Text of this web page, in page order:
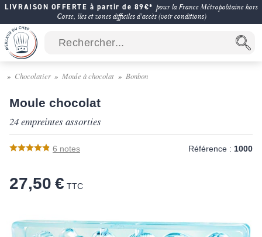
LIVRAISON OFFERTE à partir de 89€* pour la France Métropolitaine hors
Corse, îles et zones difficiles d'accès (voir conditions)
Chocolatier Moule à chocolat Bonbon
Moule chocolat
24 empreintes assorties
6 notes Référence : 1000
27,50 € TTC